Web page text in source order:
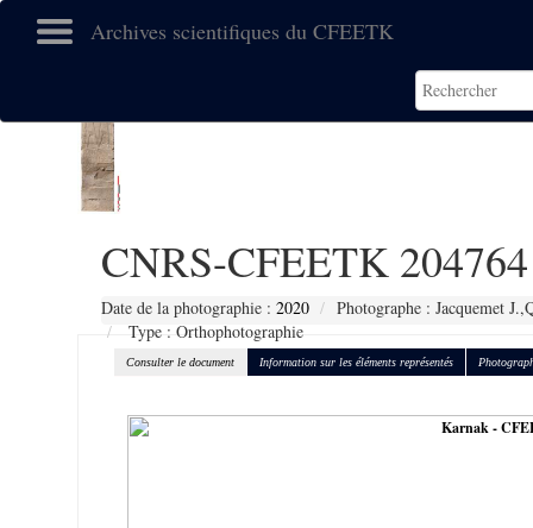
Archives scientifiques du CFEETK
CNRS-CFEETK 204764
Date de la photographie : 2020
Photographe : Jacquemet
Type : Orthophotographie
Consulter le document Information sur les éléments représentés